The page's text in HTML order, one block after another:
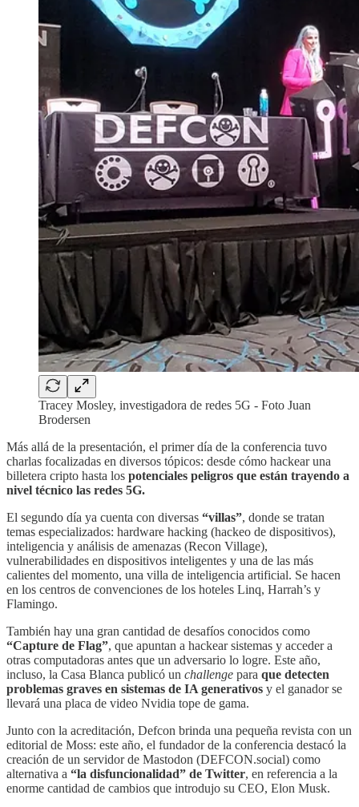
Tracey Mosley, investigadora de redes 5G - Foto Juan
Brodersen
Más allá de la presentación, el primer día de la conferencia tuvo
charlas focalizadas en diversos tópicos: desde cómo hackear una
billetera cripto hasta los potenciales peligros que están trayendo a
nivel técnico las redes 5G.
El segundo día ya cuenta con diversas “villas”, donde se tratan
temas especializados: hardware hacking (hackeo de dispositivos),
inteligencia y análisis de amenazas (Recon Village),
vulnerabilidades en dispositivos inteligentes y una de las más
calientes del momento, una villa de inteligencia artificial. Se hacen
en los centros de convenciones de los hoteles Linq, Harrah’s y
Flamingo.
También hay una gran cantidad de desafíos conocidos como
“Capture de Flag”, que apuntan a hackear sistemas y acceder a
otras computadoras antes que un adversario lo logre. Este año,
incluso, la Casa Blanca publicó un challenge para que detecten
problemas graves en sistemas de IA generativos y el ganador se
llevará una placa de video Nvidia tope de gama.
Junto con la acreditación, Defcon brinda una pequeña revista con un
editorial de Moss: este año, el fundador de la conferencia destacó la
creación de un servidor de Mastodon (DEFCON.social) como
alternativa a “la disfuncionalidad” de Twitter, en referencia a la
enorme cantidad de cambios que introdujo su CEO, Elon Musk.